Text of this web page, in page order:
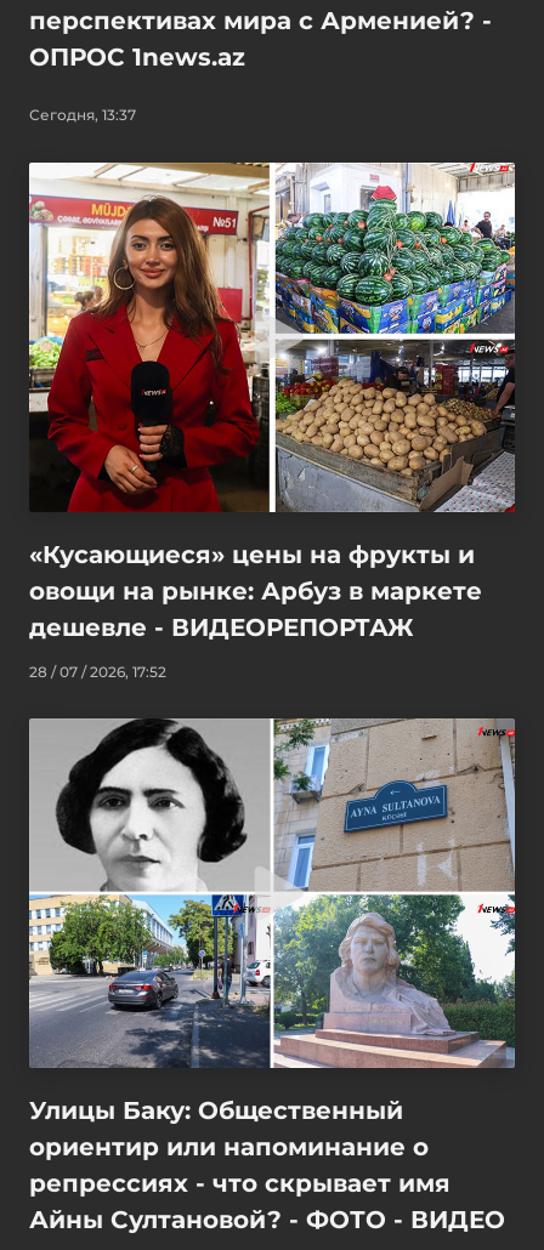
перспективах мира с Арменией? -
ОПРОС 1news.az
Сегодня, 13:37
«Кусающиеся» цены на фрукты и
овощи на рынке: Арбуз в маркете
дешевле - ВИДЕОРЕПОРТАЖ
28 / 07 / 2026, 17:52
Улицы Баку: Общественный
ориентир или напоминание о
репрессиях - что скрывает имя
Айны Султановой? - ФОТО - ВИДЕО